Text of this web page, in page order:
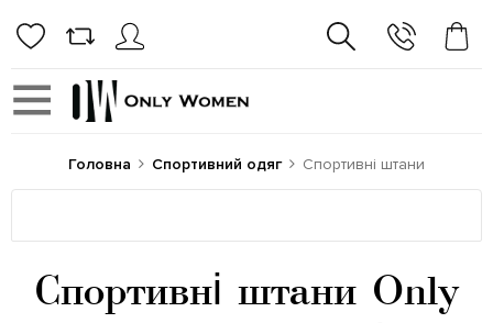
Головна Спортивний одяг Спортивні штани
Спортивні штани Only